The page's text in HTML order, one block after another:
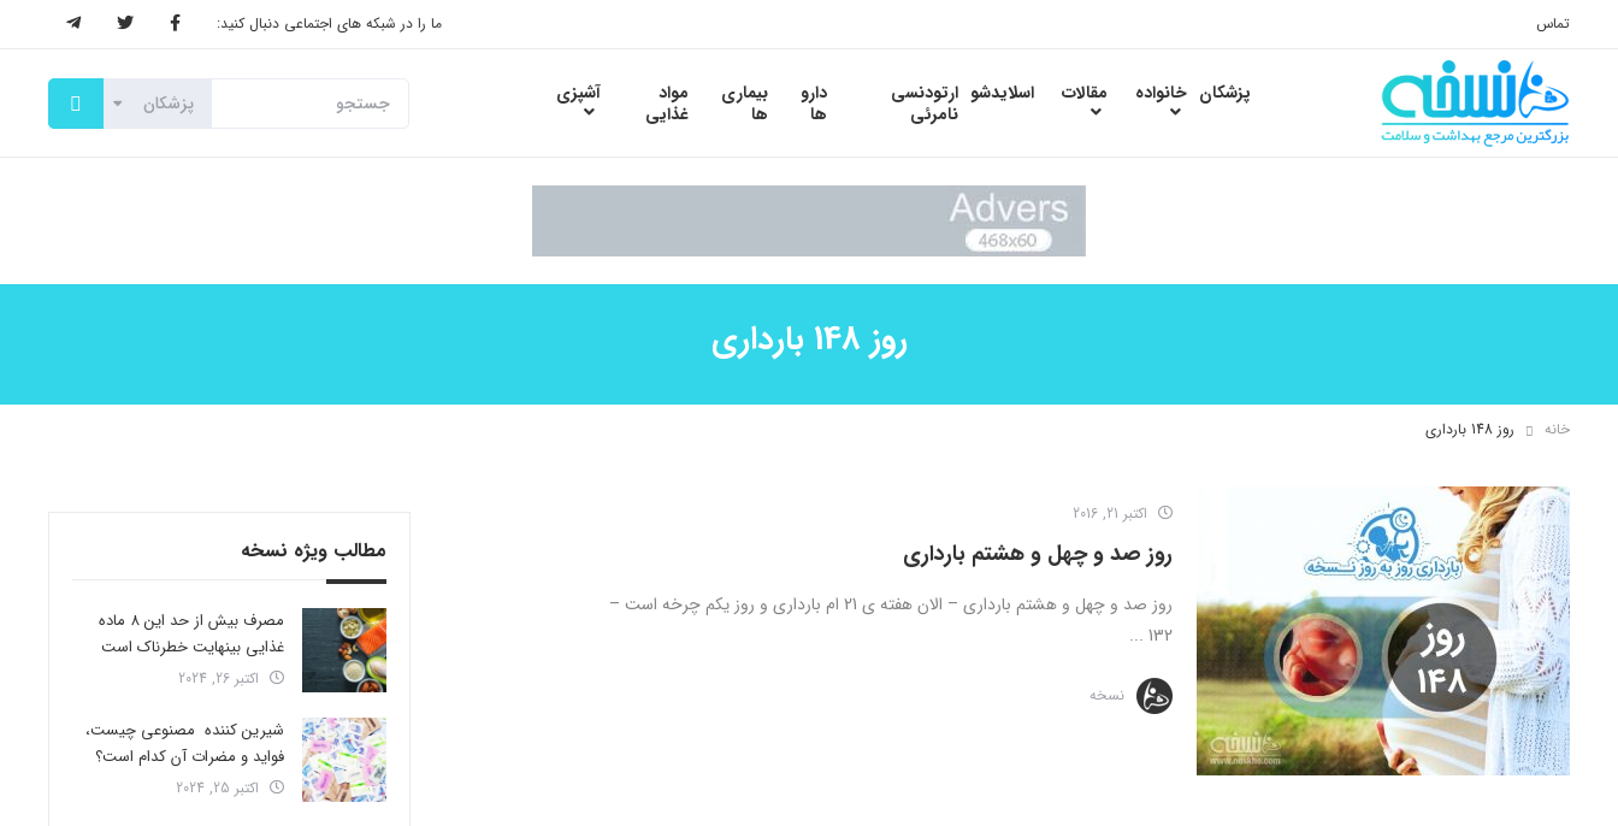
تماس ما را در شبکه های اجتماعی دنبال کنید:
پزشکان خانواده مقالات اسلایدشو ارتودنسی
نامرئی
دارو
ها
بیماری
ها
مواد
غذایی
آشپزی
روز 148 بارداری
خانه روز 148 بارداری
اکتبر 21, 2016
روز صد و چهل و هشتم بارداری
روز صد و چهل و هشتم بارداری – الان هفته ی 21 ام بارداری و روز یکم چرخه است –
132 ...
نسخه
مطالب ویژه نسخه
مصرف بیش از حد این 8 ماده
غذایی بینهایت خطرناک است
اکتبر 26, 2024
شیرین کننده مصنوعی چیست،
فواید و مضرات آن کدام است؟
اکتبر 25, 2024